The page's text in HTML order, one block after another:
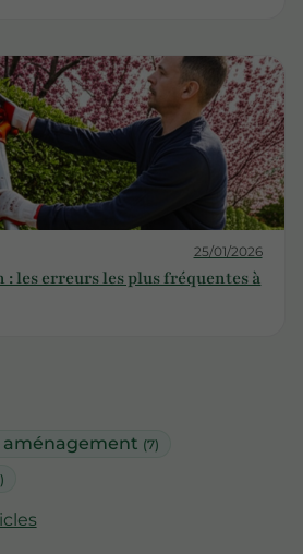
aménagement (7)
25/01/2026
les erreurs les plus fréquentes à